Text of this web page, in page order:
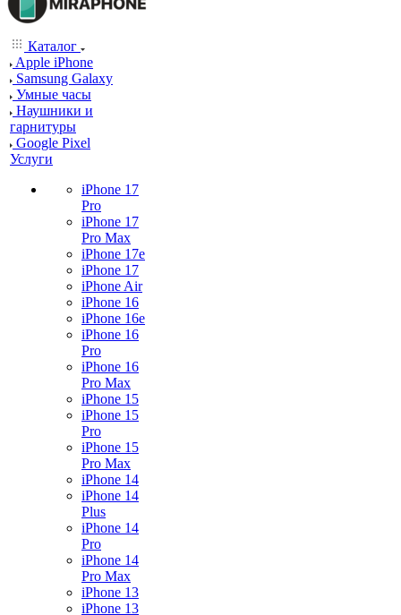
Каталог
Apple iPhone
Samsung Galaxy
Умные часы
Наушники и
гарнитуры
Google Pixel
Услуги
iPhone 17
Pro
iPhone 17
Pro Max
iPhone 17e
iPhone 17
iPhone Air
iPhone 16
iPhone 16e
iPhone 16
Pro
iPhone 16
Pro Max
iPhone 15
iPhone 15
Pro
iPhone 15
Pro Max
iPhone 14
iPhone 14
Plus
iPhone 14
Pro
iPhone 14
Pro Max
iPhone 13
iPhone 13